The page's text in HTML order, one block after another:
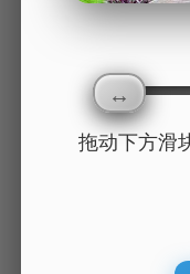
拖动下方滑